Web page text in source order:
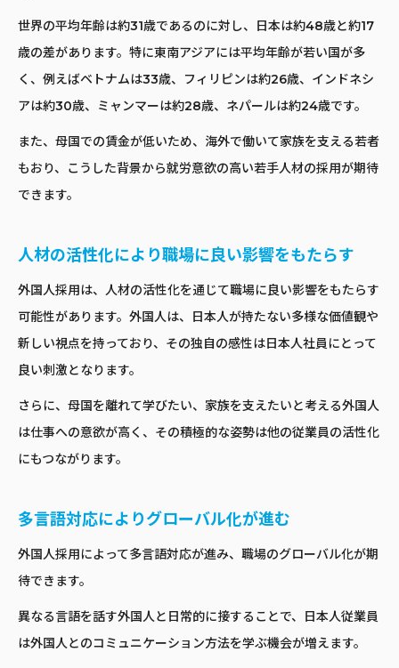
世界の平均年齢は約31歳であるのに対し、日本は約48歳と約17
歳の差があります。特に東南アジアには平均年齢が若い国が多
く、例えばベトナムは33歳、フィリピンは約26歳、インドネシ
アは約30歳、ミャンマーは約28歳、ネパールは約24歳です。
また、母国での賃金が低いため、海外で働いて家族を支える若者
もおり、こうした背景から就労意欲の高い若手人材の採用が期待
できます。
人材の活性化により職場に良い影響をもたらす
外国人採用は、人材の活性化を通じて職場に良い影響をもたらす
可能性があります。外国人は、日本人が持たない多様な価値観や
新しい視点を持っており、その独自の感性は日本人社員にとって
良い刺激となります。
さらに、母国を離れて学びたい、家族を支えたいと考える外国人
は仕事への意欲が高く、その積極的な姿勢は他の従業員の活性化
にもつながります。
多言語対応によりグローバル化が進む
外国人採用によって多言語対応が進み、職場のグローバル化が期
待できます。
異なる言語を話す外国人と日常的に接することで、日本人従業員
は外国人とのコミュニケーション方法を学ぶ機会が増えます。